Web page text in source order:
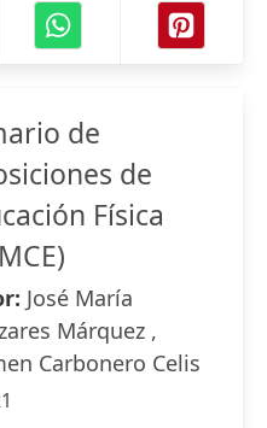
de
de
Física
José María
Márquez ,
Carbonero Celis